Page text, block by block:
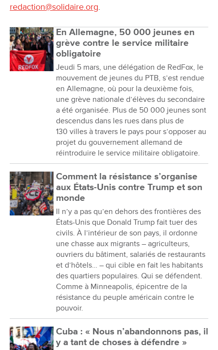
redaction@solidaire.org.
En Allemagne, 50 000 jeunes en
grève contre le service militaire
obligatoire
Jeudi 5 mars, une délégation de RedFox, le
mouvement de jeunes du PTB, s’est rendue
en Allemagne, où pour la deuxième fois,
une grève nationale d’élèves du secondaire
a été organisée. Plus de 50 000 jeunes sont
descendus dans les rues dans plus de
130 villes à travers le pays pour s’opposer au
projet du gouvernement allemand de
réintroduire le service militaire obligatoire.
Comment la résistance s’organise
aux États-Unis contre Trump et son
monde
Il n’y a pas qu’en dehors des frontières des
États-Unis que Donald Trump fait tuer des
civils. À l’intérieur de son pays, il ordonne
une chasse aux migrants – agriculteurs,
ouvriers du bâtiment, salariés de restaurants
et d’hôtels… – qui cible en fait les habitants
des quartiers populaires. Qui se défendent.
Comme à Minneapolis, épicentre de la
résistance du peuple américain contre le
pouvoir.
Cuba : « Nous n’abandonnons pas, il
y a tant de choses à défendre »